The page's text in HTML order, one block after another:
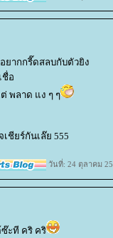
ยากกรี๊ดสลบกับตัวยิง
ชื่อ
พลาด แง ๆ ๆ
ชียร์กันเล๊ย 555
วันที่: 24 ตุลาคม
ะที คริ คริ